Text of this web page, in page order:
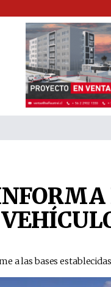
a las bases